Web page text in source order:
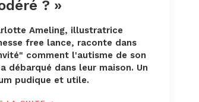
? »
Ameling, illustratrice
free lance, raconte dans
comment l'autisme de son
débarqué dans leur maison. Un
pudique et utile.